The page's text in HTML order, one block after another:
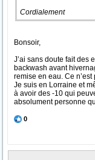
Cordialement
Bonsoir,
J’ai sans doute fait des
backwash avant
remise en eau. Ce
Je suis en Lorraine et
à avoir des -10 qui
absolument personne
0